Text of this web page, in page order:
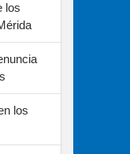
los
los